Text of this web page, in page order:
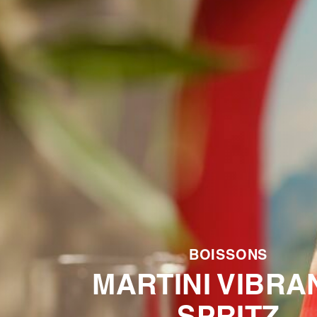
BOISSONS
MARTINI